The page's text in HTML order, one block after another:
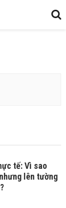
tế: Vì sao
lên tường